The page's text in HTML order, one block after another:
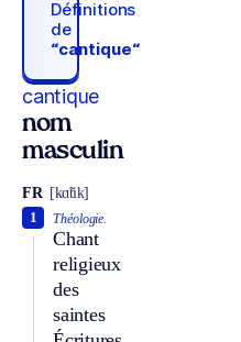
Définitions
de
“cantique“
cantique
nom
masculin
FR [kɑ̃tik]
Théologie.
Chant
religieux
des
saintes
1